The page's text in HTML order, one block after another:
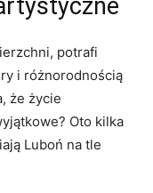
potrafi
i różnorodnością
że życie
Oto kilka
Luboń na tle